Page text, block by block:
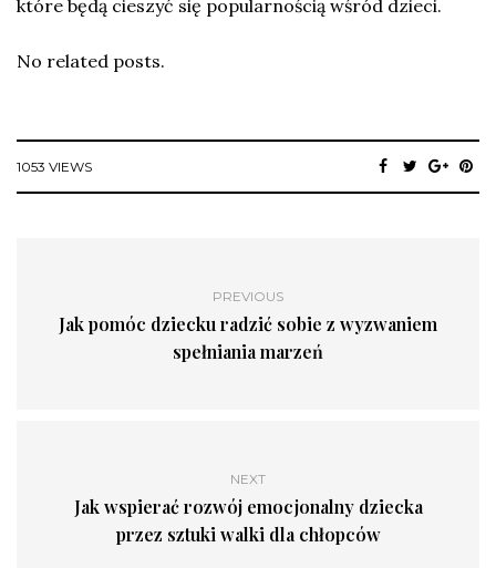
które będą cieszyć się popularnością wśród dzieci.
No related posts.
1053 VIEWS
PREVIOUS
Jak pomóc dziecku radzić sobie z wyzwaniem
spełniania marzeń
NEXT
Jak wspierać rozwój emocjonalny dziecka
przez sztuki walki dla chłopców